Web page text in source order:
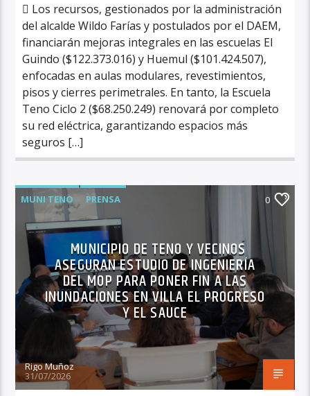
 Los recursos, gestionados por la administración
del alcalde Wildo Farías y postulados por el DAEM,
financiarán mejoras integrales en las escuelas El
Guindo ($122.373.016) y Huemul ($101.424.507),
enfocadas en aulas modulares, revestimientos,
pisos y cierres perimetrales. En tanto, la Escuela
Teno Ciclo 2 ($68.250.249) renovará por completo
su red eléctrica, garantizando espacios más
seguros […]
MUNI TENO PRENSA 0
MUNICIPIO DE TENO Y VECINOS
ASEGURAN ESTUDIO DE INGENIERÍA
DEL MOP PARA PONER FIN A LAS
INUNDACIONES EN VILLA EL PROGRESO
Y EL SAUCE
Rigo Muñoz
31/07/2026